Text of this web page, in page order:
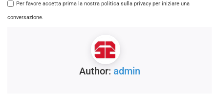
Per favore accetta prima la nostra politica sulla privacy per iniziare una
conversazione.
Author: admin